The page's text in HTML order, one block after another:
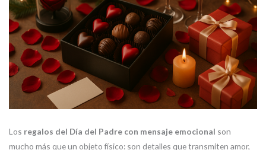
Los regalos del Día del Padre con mensaje emocional son
mucho más que un objeto físico: son detalles que transmiten amor,